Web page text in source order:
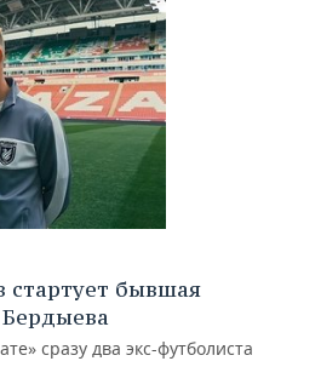
бывшая
сразу два экс-футболиста